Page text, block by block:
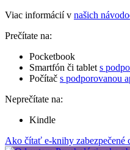
Viac informácií v našich
Prečítate na:
Pocketbook
Smartfón či tablet s
Počítač s podporovanou
Neprečítate na:
Kindle
Ako čítať e-knihy zabezpečené